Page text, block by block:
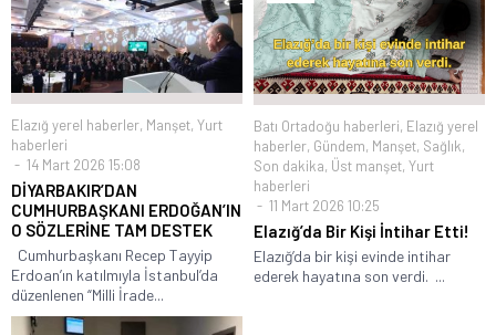
Elazığ yerel haberler, Manşet, Yurt
haberleri
14 Mart 2026 15:08
DİYARBAKIR’DAN
CUMHURBAŞKANI ERDOĞAN’IN
O SÖZLERİNE TAM DESTEK
Cumhurbaşkanı Recep Tayyip
Erdoan’ın katılmıyla İstanbul’da
düzenlenen “Milli İrade...
Batı Ortadoğu haberleri, Elazığ yerel
haberler, Gündem, Manşet, Sağlık,
Son dakika, Üst manşet, Yurt
haberleri
11 Mart 2026 10:25
Elazığ’da Bir Kişi İntihar Etti!
Elazığ’da bir kişi evinde intihar
ederek hayatına son verdi. ...